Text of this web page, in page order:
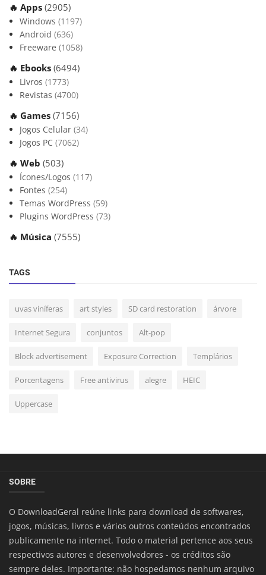
🔥 Apps (2905)
Windows (1197)
Android (636)
Freeware (1058)
🔥 Ebooks (6494)
Livros (1773)
Revistas (4700)
🔥 Games (7156)
Jogos Celular (34)
Jogos PC (7062)
🔥 Web (503)
Ícones/Logos (117)
Fontes (254)
Temas WordPress (59)
Plugins WordPress (73)
🔥 Música (7555)
TAGS
uvas viníferas art styles SD card restoration árvore
Internet Segura conjuntos Alt-pop
Block advertisement Exposure Correction Templários
Porcentagens Free antivirus alegre HEIC
Uppercase
SOBRE
O DownloadGeral reúne links para download de softwares,
jogos, músicas, livros e vários outros conteúdos encontrados
publicamente na internet. Todo o material pertence aos seus
respectivos autores e desenvolvedores - os créditos são
sempre deles. Importante: não hospedamos nenhum arquivo